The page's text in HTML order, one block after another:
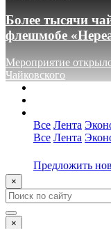
Более тысячи
флешмобе
Мероприятие
Чайковского
Все Лента
Все Лента
Предложить
×
×